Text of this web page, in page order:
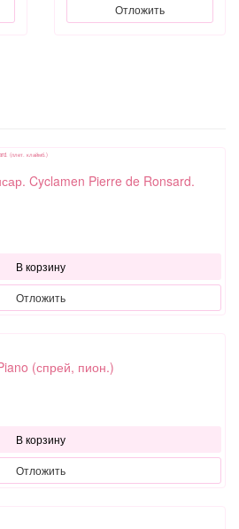
Отложить
Cyclamen Pierre de Ronsard.
В корзину
Отложить
(спрей, пион.)
В корзину
Отложить